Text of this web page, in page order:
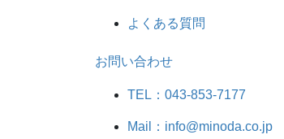
よくある質問
お問い合わせ
TEL：043-853-7177
Mail：info@minoda.co.jp